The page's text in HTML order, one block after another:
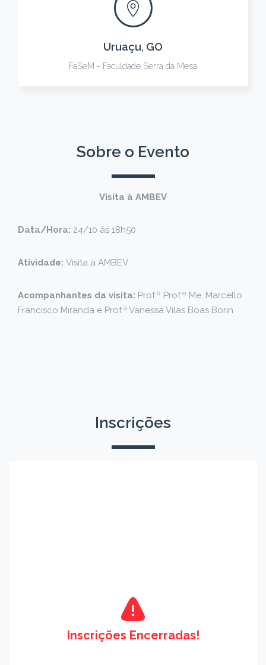
Uruaçu, GO
FaSeM - Faculdade Serra da Mesa
Sobre o Evento
Visita à AMBEV
Data/Hora: 24/10 às 18h50
Atividade: Visita à AMBEV
Acompanhantes da visita: Prof.º Prof.º Me. Marcello
Francisco Miranda e Prof.ª Vanessa Vilas Boas Borin
Inscrições
Inscrições Encerradas!